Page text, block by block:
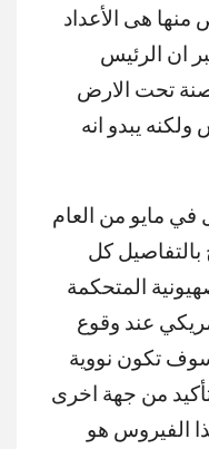
منها هى الأعداد
ان الرئيس
تحت الارض
يبدو انه
مايو من العام
كل
المتحكمة
عند وقوع
سوف تكون نووية
من جهة اخرى
الفيروس هو